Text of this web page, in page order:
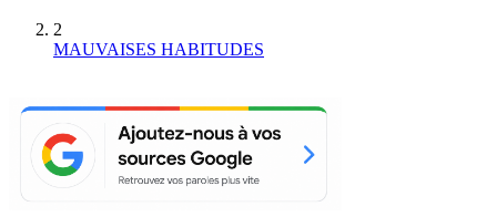
2
MAUVAISES HABITUDES